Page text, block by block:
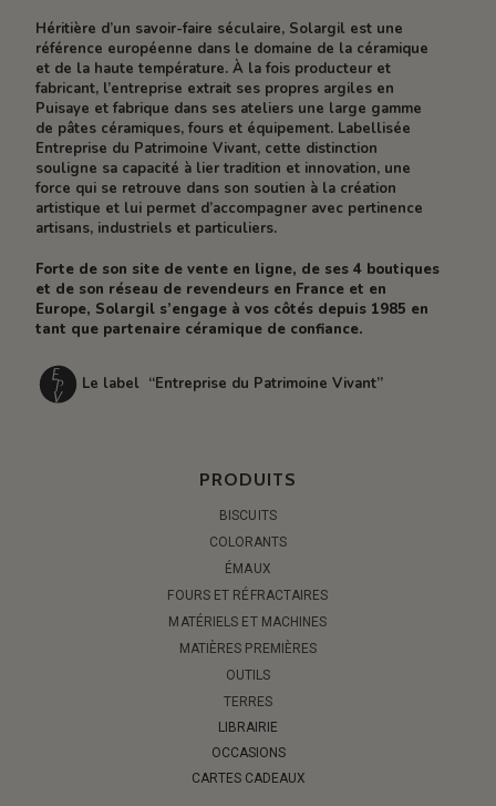
Héritière d’un savoir-faire séculaire, Solargil est une
référence européenne dans le domaine de la céramique
et de la haute température. À la fois producteur et
fabricant, l’entreprise extrait ses propres argiles en
Puisaye et fabrique dans ses ateliers une large gamme
de pâtes céramiques, fours et équipement. Labellisée
Entreprise du Patrimoine Vivant, cette distinction
souligne sa capacité à lier tradition et innovation, une
force qui se retrouve dans son soutien à la création
artistique et lui permet d’accompagner avec pertinence
artisans, industriels et particuliers.
Forte de son site de vente en ligne, de ses 4 boutiques
et de son réseau de revendeurs en France et en
Europe, Solargil s’engage à vos côtés depuis 1985 en
tant que partenaire céramique de confiance.
Le label “Entreprise du Patrimoine Vivant”
PRODUITS
BISCUITS
COLORANTS
ÉMAUX
FOURS ET RÉFRACTAIRES
MATÉRIELS ET MACHINES
MATIÈRES PREMIÈRES
OUTILS
TERRES
LIBRAIRIE
OCCASIONS
CARTES CADEAUX